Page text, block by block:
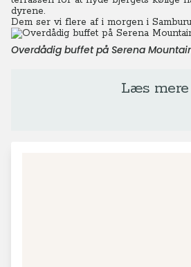
dyrene.
Dem ser vi flere af i morgen i
Overdådig buffet på Serena
Læs mere